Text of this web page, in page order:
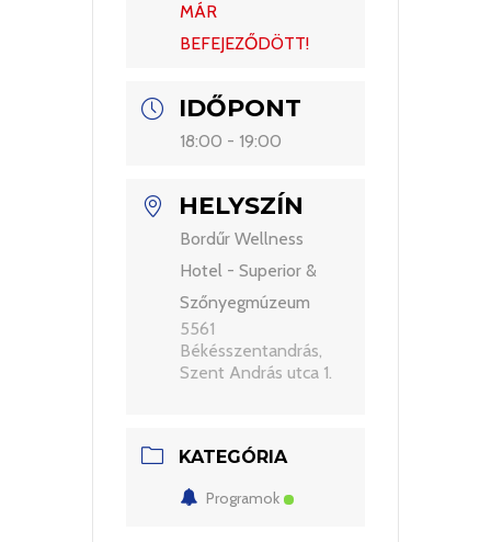
MÁR
BEFEJEZŐDÖTT!
IDŐPONT
18:00 - 19:00
HELYSZÍN
Bordűr Wellness
Hotel - Superior &
Szőnyegmúzeum
5561
Békésszentandrás,
Szent András utca 1.
KATEGÓRIA
Programok